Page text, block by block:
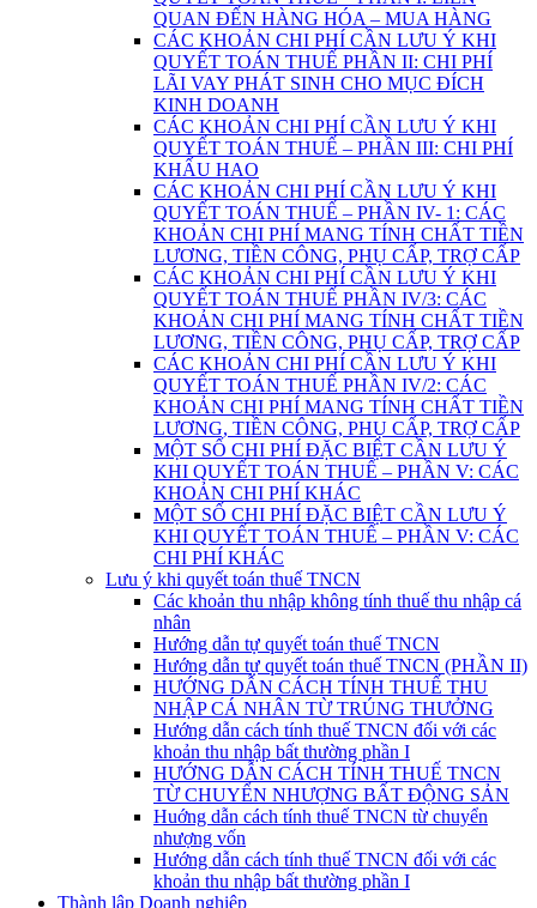
QUAN ĐẾN HÀNG HÓA – MUA HÀNG
CÁC KHOẢN CHI PHÍ CẦN LƯU Ý KHI
QUYẾT TOÁN THUẾ PHẦN II: CHI PHÍ
LÃI VAY PHÁT SINH CHO MỤC ĐÍCH
KINH DOANH
CÁC KHOẢN CHI PHÍ CẦN LƯU Ý KHI
QUYẾT TOÁN THUẾ – PHẦN III: CHI PHÍ
KHẤU HAO
CÁC KHOẢN CHI PHÍ CẦN LƯU Ý KHI
QUYẾT TOÁN THUẾ – PHẦN IV- 1: CÁC
KHOẢN CHI PHÍ MANG TÍNH CHẤT TIỀN
LƯƠNG, TIỀN CÔNG, PHỤ CẤP, TRỢ CẤP
CÁC KHOẢN CHI PHÍ CẦN LƯU Ý KHI
QUYẾT TOÁN THUẾ PHẦN IV/3: CÁC
KHOẢN CHI PHÍ MANG TÍNH CHẤT TIỀN
LƯƠNG, TIỀN CÔNG, PHỤ CẤP, TRỢ CẤP
CÁC KHOẢN CHI PHÍ CẦN LƯU Ý KHI
QUYẾT TOÁN THUẾ PHẦN IV/2: CÁC
KHOẢN CHI PHÍ MANG TÍNH CHẤT TIỀN
LƯƠNG, TIỀN CÔNG, PHỤ CẤP, TRỢ CẤP
MỘT SỐ CHI PHÍ ĐẶC BIỆT CẦN LƯU Ý
KHI QUYẾT TOÁN THUẾ – PHẦN V: CÁC
KHOẢN CHI PHÍ KHÁC
MỘT SỐ CHI PHÍ ĐẶC BIỆT CẦN LƯU Ý
KHI QUYẾT TOÁN THUẾ – PHẦN V: CÁC
CHI PHÍ KHÁC
Lưu ý khi quyết toán thuế TNCN
Các khoản thu nhập không tính thuế thu nhập cá
nhân
Hướng dẫn tự quyết toán thuế TNCN
Hướng dẫn tự quyết toán thuế TNCN (PHẦN II)
HƯỚNG DẪN CÁCH TÍNH THUẾ THU
NHẬP CÁ NHÂN TỪ TRÚNG THƯỞNG
Hướng dẫn cách tính thuế TNCN đối với các
khoản thu nhập bất thường phần I
HƯỚNG DẪN CÁCH TÍNH THUẾ TNCN
TỪ CHUYỂN NHƯỢNG BẤT ĐỘNG SẢN
Huớng dẫn cách tính thuế TNCN từ chuyển
nhượng vốn
Hướng dẫn cách tính thuế TNCN đối với các
khoản thu nhập bất thường phần I
Thành lập Doanh nghiệp